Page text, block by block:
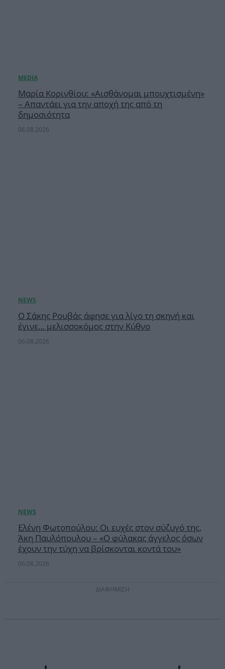
Μαρία Κορινθίου: «Αισθάνομαι μπουχτισμένη»
– Απαντάει για την αποχή της από τη
δημοσιότητα
06.08.2026
Ο Σάκης Ρουβάς άφησε για λίγο τη σκηνή και
έγινε… μελισσοκόμος στην Κύθνο
06.08.2026
Ελένη Φωτοπούλου: Οι ευχές στον σύζυγό της,
Άκη Παυλόπουλου – «Ο φύλακας άγγελος όσων
έχουν την τύχη να βρίσκονται κοντά του»
06.08.2026
ΔΙΑΦΗΜΙΣΗ